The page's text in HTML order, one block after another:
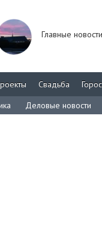
Главные
Свадьба
Деловые новости